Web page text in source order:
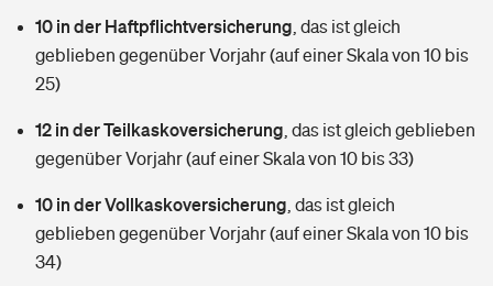
Wer versichert was: Jetzt Versicherer finden
Sie haben Fragen?
Mietkautionsversicherung
Restkreditversicherung
Tools
Kinderinvalidität
Hundehalter-Haftpflicht
Handyversicherung
Tierkrankenversicherung
Zur Übersicht
Tools
Wer versichert was: Jetzt Versicherer finden
10 in der Haftpflichtversicherung das ist gleich
geblieben gegenüber Vorjahr (auf einer Skala von 10 bis
25)
12 in der Teilkaskoversicherung das ist gleich geblieben
gegenüber Vorjahr (auf einer Skala von 10 bis 33)
10 in der Vollkaskoversicherung das ist gleich
geblieben gegenüber Vorjahr (auf einer Skala von 10 bis
34)